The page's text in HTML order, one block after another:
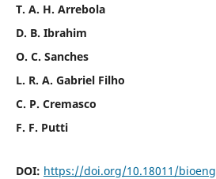
T. A. H. Arrebola
D. B. Ibrahim
O. C. Sanches
L. R. A. Gabriel Filho
C. P. Cremasco
F. F. Putti
DOI: https://doi.org/10.18011/